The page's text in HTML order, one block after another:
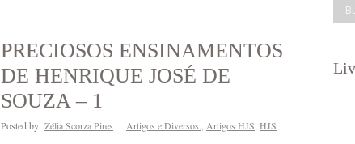
PRECIOSOS ENSINAMENTOS
DE HENRIQUE JOSÉ DE
SOUZA – 1
Posted by Zélia Scorza Pires Artigos e Diversos. Artigos HJS HJS